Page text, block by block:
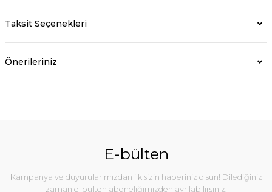
Taksit Seçenekleri
Önerileriniz
E-bülten
Kampanya ve duyurularımızdan ilk sizin haberiniz olsun! Dilediğiniz
zaman e-bülten aboneliğimizden ayrılabilirsiniz.